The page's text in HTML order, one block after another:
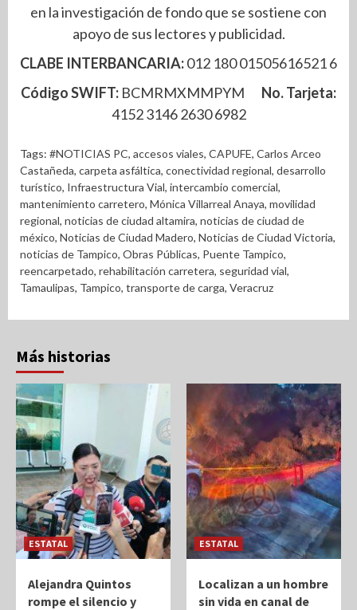
en la investigación de fondo que se sostiene con
apoyo de sus lectores y publicidad.
CLABE INTERBANCARIA:012 180 01505616521 6
Código SWIFT: BCMRMXMMPYM No. Tarjeta:
4152 3146 2630 6982
Tags: #NOTICIAS PC, accesos viales, CAPUFE, Carlos Arceo
Castañeda, carpeta asfáltica, conectividad regional, desarrollo
turístico, Infraestructura Vial, intercambio comercial,
mantenimiento carretero, Mónica Villarreal Anaya, movilidad
regional, noticias de ciudad altamira, noticias de ciudad de
méxico, Noticias de Ciudad Madero, Noticias de Ciudad Victoria,
noticias de Tampico, Obras Públicas, Puente Tampico,
reencarpetado, rehabilitación carretera, seguridad vial,
Tamaulipas, Tampico, transporte de carga, Veracruz
Más historias
ESTATAL
Alejandra Quintos
rompe el silencio y
ESTATAL
Localizan a un hombre
sin vida en canal de